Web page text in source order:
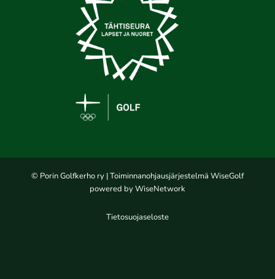
© Porin Golfkerho ry | Toiminnanohjausjärjestelmä WiseGolf
powered by WiseNetwork
Tietosuojaseloste